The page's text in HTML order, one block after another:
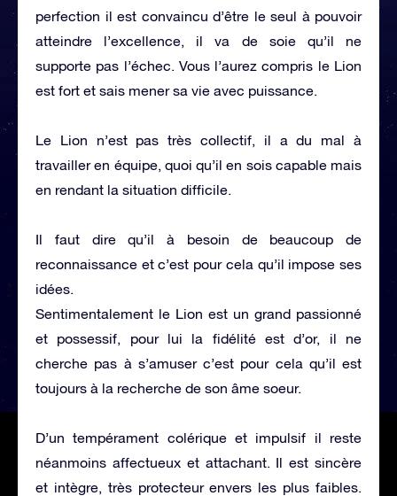
perfection il est convaincu d’être le seul à pouvoir
atteindre l’excellence, il va de soie qu’il ne
supporte pas l’échec. Vous l’aurez compris le Lion
est fort et sais mener sa vie avec puissance.
Le Lion n’est pas très collectif, il a du mal à
travailler en équipe, quoi qu’il en sois capable mais
en rendant la situation difficile.
Il faut dire qu’il à besoin de beaucoup de
reconnaissance et c’est pour cela qu’il impose ses
idées.
Sentimentalement le Lion est un grand passionné
et possessif, pour lui la fidélité est d’or, il ne
cherche pas à s’amuser c’est pour cela qu’il est
toujours à la recherche de son âme soeur.
D’un tempérament colérique et impulsif il reste
néanmoins affectueux et attachant. Il est sincère
et intègre, très protecteur envers les plus faibles.